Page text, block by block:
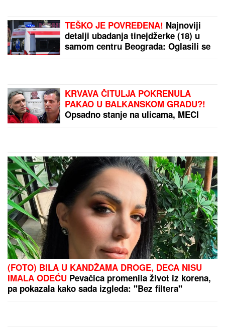
TEŠKO JE POVREĐENA! Najnoviji
detalji ubadanja tinejdžerke (18) u
samom centru Beograda: Oglasili se
KRVAVA ČITULJA POKRENULA
PAKAO U BALKANSKOM GRADU?!
Opsadno stanje na ulicama, MECI
(FOTO)
(FOTO) BILA U KANDŽAMA DROGE, DECA NISU
IMALA ODEĆU Pevačica promenila život iz korena,
pa pokazala kako sada izgleda: "Bez filtera"